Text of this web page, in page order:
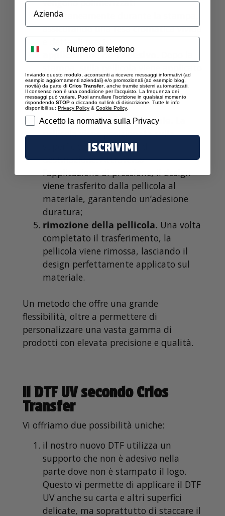
vengono polimerizzati
istantaneamente durante la stampa,
assicurando una resa cromatica vivida
applicazione dell’adesivo.
un adesivo specifico che faciliterà il
trasferimento del design sul
substrato finale;
trasferimento sul materiale.
pellicola viene posizionata sulla
superficie del materiale di
destinazione. Attraverso
l’applicazione di pressione, il design
viene trasferito dalla pellicola al
materiale, garantendo un’adesione
duratura;
rimozione della pellicola. Una volta
completato il trasferimento, la
pellicola viene rimossa, lasciando il
design perfettamente applicato sul
materiale.
Un metodo che offre una grande
flessibilità, oltre a permettere di
personalizzare una vasta gamma di
prodotti con elevata precisione e qualità.
Il DTF UV secondo Crios
Transfer
Vi offriamo due possibilità uniche:
il nostro nuovo DTF utilizza un
supporto che non è adesivo nella
parte dove non è stampato il logo.
Questo vi permette di applicare il DTF
UV anche su carta e altri superfici
delicate, ma soprattutto di staccare il
Azienda
Inviando questo modulo, acconsenti a ricevere messaggi informativi (ad
esempio aggiornamenti aziendali) e/o promozionali (ad esempio blog,
novità) da parte di Crios Transfer , anche tramite sistemi automatizzati.
Il consenso non è una condizione per l’acquisto. La frequenza dei
messaggi può variare. Puoi annullare l’iscrizione in qualsiasi momento
rispondendo STOP o cliccando sul link di disiscrizione. Tutte le info
disponibili su: Privacy Policy & Cookie Policy.
PrivacyAccetto la normativa sulla Privacy
ISCRIVIMI